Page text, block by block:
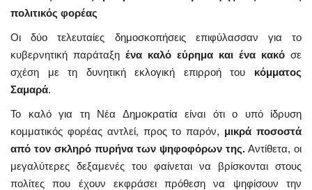
πολιτικός φορέας
Οι δύο τελευταίες δημοσκοπήσεις επιφύλασσαν για το
κυβερνητική παράταξη ένα καλό εύρημα και ένα κακό σε
σχέση με τη δυνητική εκλογική επιρροή του κόμματος
Σαμαρά.
Το καλό για τη Νέα Δημοκρατία είναι ότι ο υπό ίδρυση
κομματικός φορέας αντλεί, προς το παρόν, μικρά ποσοστά
από τον σκληρό πυρήνα των ψηφοφόρων της. Αντίθετα, οι
μεγαλύτερες δεξαμενές του φαίνεται να βρίσκονται στους
πολίτες που έχουν εκφράσει πρόθεση να ψηφίσουν την